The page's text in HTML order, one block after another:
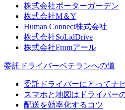
株式会社ポーターガーデン
株式会社M＆Y
Human Connect株式会社
株式会社SoLidDrive
株式会社Fromアール
委託ドライバーベテランへの道
委託ドライバーにとってナ
スマホと地図はドライバー
配送を効率化するコツ